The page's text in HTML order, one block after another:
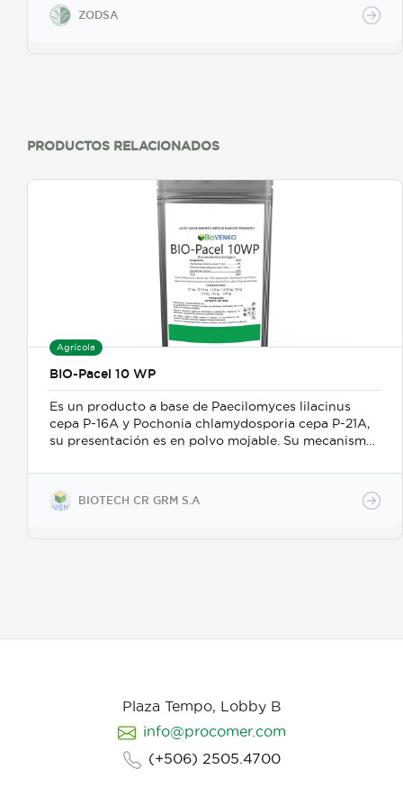
ZODSA
PRODUCTOS RELACIONADOS
Agrícola
BIO-Pacel 10 WP
Es un producto a base de Paecilomyces lilacinus
cepa P-16A y Pochonia chlamydosporia cepa P-21A,
su presentación es en polvo mojable. Su mecanismo
contacto, se adhiere a las masas de huevos, forma
apresorios con hifas que ingresan a través de los
poros de la vitelina, posteriormente prolifera en los
BIOTECH CR GRM S.A
Plaza Tempo, Lobby B
info@procomer.com
(+506) 2505.4700